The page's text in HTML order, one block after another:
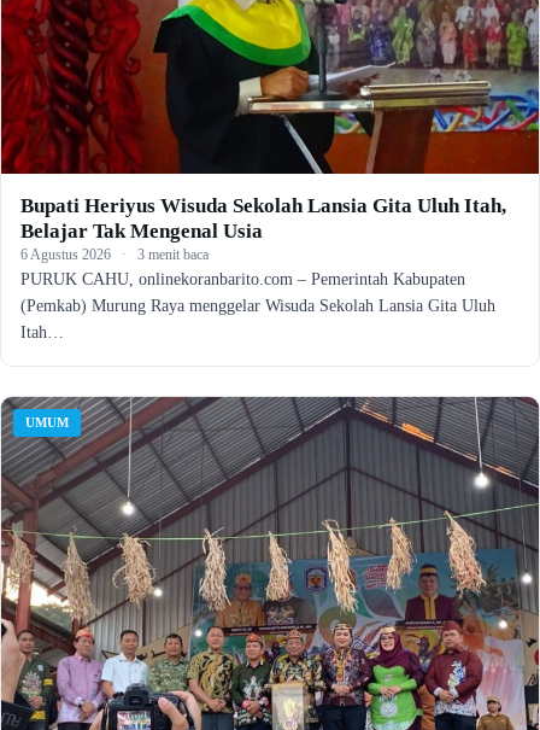
Bupati Heriyus Wisuda Sekolah Lansia Gita Uluh Itah,
Belajar Tak Mengenal Usia
6 Agustus 2026 · 3 menit baca
PURUK CAHU, onlinekoranbarito.com – Pemerintah Kabupaten
(Pemkab) Murung Raya menggelar Wisuda Sekolah Lansia Gita Uluh
Itah…
UMUM